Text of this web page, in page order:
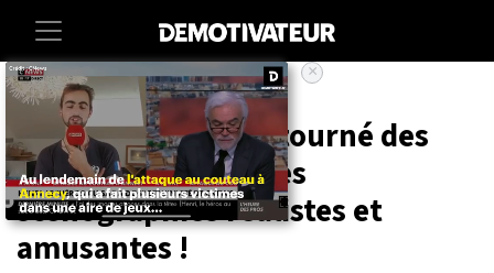
Accueil Art-photographie
Ces artistes ont détourné des
nids-de-poule en des
scénographies réalistes et
amusantes !
×